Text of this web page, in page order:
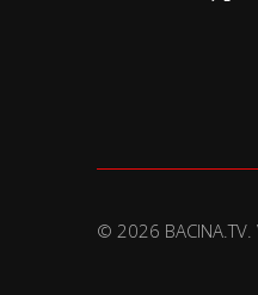
© 2026